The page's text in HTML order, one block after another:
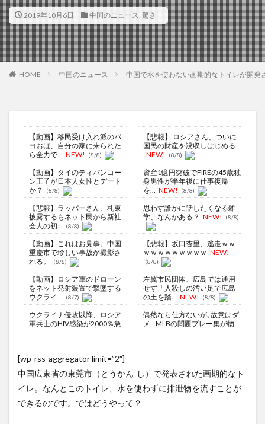
2019年10月6日 中国のニュース, 驚き
HOME 中国のニュース 中国で水を使わない画期的なトイレが開発
【動画】移民受け入れ派のパ
ヨおば、自分の家に来られた
ら全力で... NEW! (8/8)
【動画】タイのティパンコー
ン王子が日本人女性とデート
か？
(8/8)
【悲報】ラッパーさん、札束
披露するもネット民から新社
会人の初...
(8/8)
【動画】これはお見事。中国
重慶市で珍しい事故が撮影さ
れる。
(8/8)
【動画】ロシア軍のドローン
をネット発射装置で撃墜する
ウクライ...
(8/7)
ウクライナ侵攻以降、ロシア
軍兵士のHIV感染が2000％急
80周年…「平和の価値をより
堅固に...
(8/5)
AIが自然界にないウイルスを
設計、16種類で増殖を確認…
米ス... NEW! (8/8)
【悲報】 ロシアさん、ついに
国民の財産を没収しはじめる
NEW!
(8/8)
資産1億円突破でFIREの45歳独
身男性が半年後に仕事復帰
を...
NEW! (8/8)
思わず誰かに話したくなる雑
学、なんかある？ NEW! (8/8)
【悲報】坂口杏里、逃走ｗｗ
ｗｗｗｗｗｗｗｗｗ NEW!
(8/8)
左翼市民団体、広島では通用
せず「人殺しの汚い足で広島
の土を踏...
NEW! (8/8)
偶然なら仕方ないが､故意はダ
メ…MLBの問題プレー集が物
爆発事故...
(8/8)
【Xの車窓から】オービスかと
思ったら野生の炊飯器で草
[wp-rss-aggregator limit=”2″]
中国広東省の東莞市（とうかん-し）で発表された画期的なト
イレ。なんとこのトイレ、水を使わずに排泄物を流すことが
できるのです。ではどうやって？